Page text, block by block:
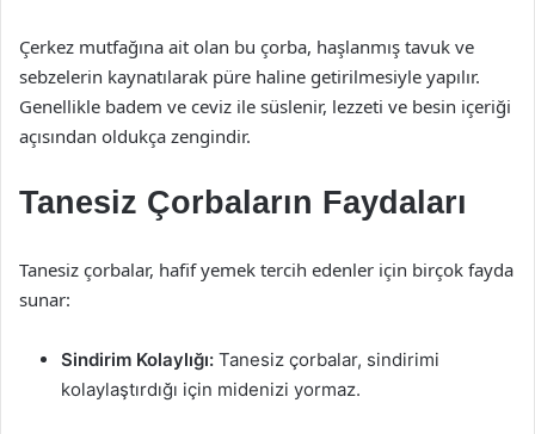
Çerkez mutfağına ait olan bu çorba, haşlanmış tavuk ve
sebzelerin kaynatılarak püre haline getirilmesiyle yapılır.
Genellikle badem ve ceviz ile süslenir, lezzeti ve besin içeriği
açısından oldukça zengindir.
Tanesiz Çorbaların Faydaları
Tanesiz çorbalar, hafif yemek tercih edenler için birçok fayda
sunar:
Sindirim Kolaylığı: Tanesiz çorbalar, sindirimi
kolaylaştırdığı için midenizi yormaz.